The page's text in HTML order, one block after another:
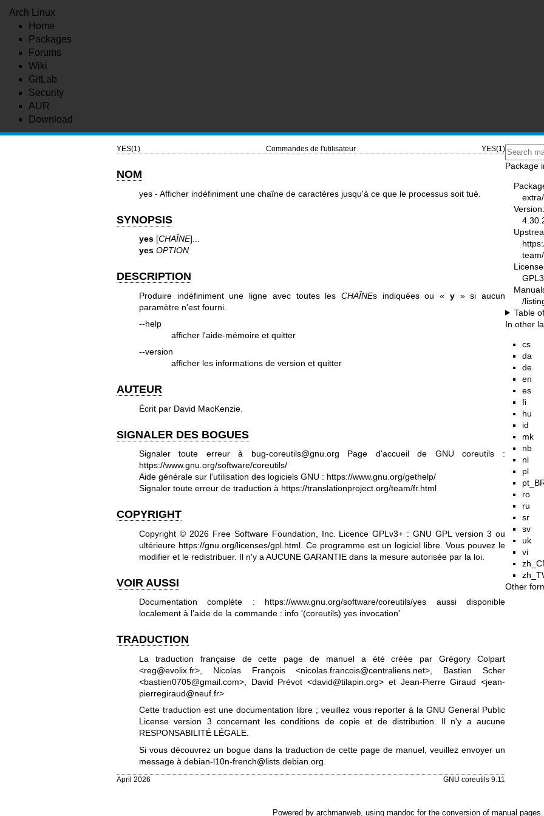
Arch Linux
Home
Packages
Forums
Wiki
GitLab
Security
AUR
Download
YES(1) Commandes de l'utilisateur YES(1)
NOM
yes - Afficher indéfiniment une chaîne de caractères jusqu'à ce que le processus soit tué.
SYNOPSIS
yes[CHAÎNE]...
yes OPTION
DESCRIPTION
Produire indéfiniment une ligne avec toutes les CHAÎNEs indiquées ou « y» si aucun
paramètre n'est fourni.
--help
afficher l'aide-mémoire et quitter
--version
afficher les informations de version et quitter
AUTEUR
Écrit par David MacKenzie.
SIGNALER DES BOGUES
Signaler toute erreur à bug-coreutils@gnu.org Page d'accueil de GNU coreutils :
https://www.gnu.org/software/coreutils/
Aide générale sur l'utilisation des logiciels GNU : https://www.gnu.org/gethelp/
Signaler toute erreur de traduction à https://translationproject.org/team/fr.html
COPYRIGHT
Copyright © 2026 Free Software Foundation, Inc. Licence GPLv3+ : GNU GPL version 3 ou
ultérieure https://gnu.org/licenses/gpl.html. Ce programme est un logiciel libre. Vous pouvez le
modifier et le redistribuer. Il n'y a AUCUNE GARANTIE dans la mesure autorisée par la loi.
VOIR AUSSI
Documentation complète : https://www.gnu.org/software/coreutils/yes
aussi disponible
localement à l’aide de la commande : info '(coreutils) yes invocation'
TRADUCTION
La traduction française de cette page de manuel a été créée par Grégory Colpart
<reg@evolix.fr>, Nicolas François <nicolas.francois@centraliens.net>, Bastien Scher
<bastien0705@gmail.com>, David Prévot <david@tilapin.org> et Jean-Pierre Giraud <jean-
pierregiraud@neuf.fr>
Cette traduction est une documentation libre ; veuillez vous reporter à la GNU General Public
License version 3 concernant les conditions de copie et de distribution. Il n'y a aucune
RESPONSABILITÉ LÉGALE.
Si vous découvrez un bogue dans la traduction de cette page de manuel, veuillez envoyer un
message à debian-l10n-french@lists.debian.org
April 2026 GNU coreutils 9.11
Package
Version:
GPL3
/
Table
In other
cs
da
de
en
es
fi
hu
id
mk
nb
nl
pl
ro
ru
sr
sv
uk
vi
Other
Powered by archmanweb, using mandoc for the conversion of manual pages.